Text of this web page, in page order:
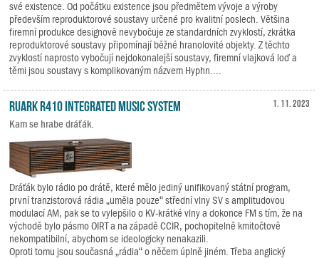
své existence. Od počátku existence jsou předmětem vývoje a výroby
především reproduktorové soustavy určené pro kvalitní poslech. Většina
firemní produkce designově nevybočuje ze standardních zvyklostí, zkrátka
reproduktorové soustavy připomínají běžné hranolovité objekty. Z těchto
zvyklostí naprosto vybočují nejdokonalejší soustavy, firemní vlajková loď a
těmi jsou soustavy s komplikovaným názvem Hyphn....
1. 11. 2023
Ruark R410 Integrated Music System
Kam se hrabe dráťák.
Dráťák bylo rádio po drátě, které mělo jediný unifikovaný státní program,
první tranzistorová rádia „uměla pouze“ střední vlny SV s amplitudovou
modulací AM, pak se to vylepšilo o KV-krátké vlny a dokonce FM s tím, že na
východě bylo pásmo OIRT a na západě CCIR, pochopitelně kmitočtově
nekompatibilní, abychom se ideologicky nenakazili.
Oproti tomu jsou současná „rádia“ o něčem úplně jiném. Třeba anglický